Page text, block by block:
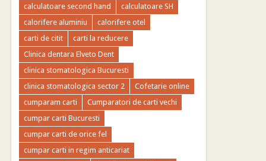
calculatoare second hand
calculatoare SH
calorifere aluminiu
calorifere otel
carti de citit
carti la reducere
Clinica dentara Elveto Dent
clinica stomatologica Bucuresti
clinica stomatologica sector 2
Cofetarie online
cumparam carti
Cumparatori de carti vechi
cumpar carti Bucuresti
cumpar carti de orice fel
cumpar carti in regim anticariat